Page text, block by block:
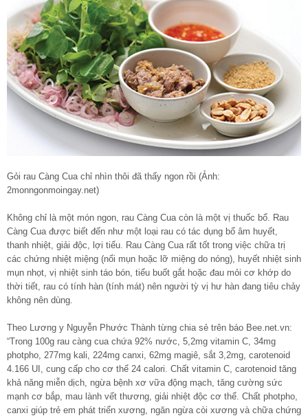
Gỏi rau Càng Cua chỉ nhìn thôi đã thấy ngon rồi (Ảnh:
2monngonmoingay.net)
Không chỉ là một món ngon, rau Càng Cua còn là một vị thuốc bổ. Rau
Càng Cua được biết đến như một loại rau có tác dụng bổ âm huyết,
thanh nhiệt, giải độc, lợi tiểu. Rau Càng Cua rất tốt trong việc chữa trị
các chứng nhiệt miệng (nổi mụn hoặc lỡ miệng do nóng), huyết nhiệt sinh
mụn nhọt, vị nhiệt sinh táo bón, tiểu buốt gắt hoặc đau mỏi cơ khớp do
thời tiết, rau có tính hàn (tính mát) nên người tỳ vị hư hàn đang tiêu chảy
không nên dùng.
Theo Lương y Nguyễn Phước Thành từng chia sẻ trên báo Bee.net.vn:
“Trong 100g rau càng cua chứa 92% nước, 5,2mg vitamin C, 34mg
photpho, 277mg kali, 224mg canxi, 62mg magiê, sắt 3,2mg, carotenoid
4.166 UI, cung cấp cho cơ thể 24 calori. Chất vitamin C, carotenoid tăng
khả năng miễn dịch, ngừa bệnh xơ vữa động mạch, tăng cường sức
mạnh cơ bắp, mau lành vết thương, giải nhiệt độc cơ thể. Chất photpho,
canxi giúp trẻ em phát triển xương, ngăn ngừa còi xương và chữa chứng